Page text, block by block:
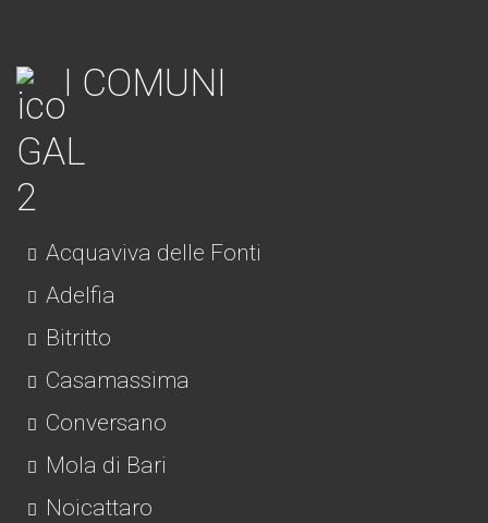
I COMUNI
Acquaviva delle Fonti
Adelfia
Bitritto
Casamassima
Conversano
Mola di Bari
Noicattaro